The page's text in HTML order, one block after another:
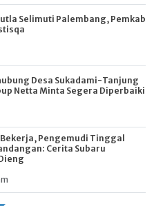
Selimuti Palembang, Pemkab
Desa Sukadami-Tanjung
Netta Minta Segera Diperbaiki
Pengemudi Tinggal
Cerita Subaru